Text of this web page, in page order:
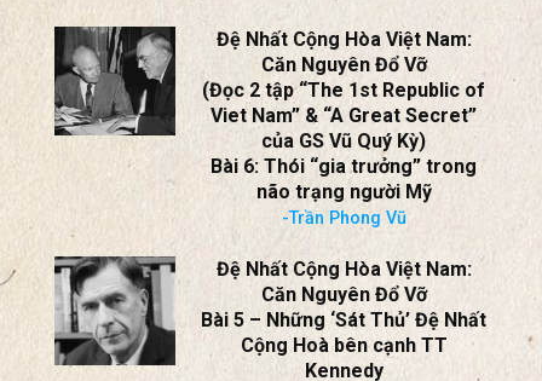
Đệ Nhất Cộng Hòa Việt Nam:
Căn Nguyên Đổ Vỡ
(Đọc 2 tập “The 1st Republic of
Viet Nam” & “A Great Secret”
của GS Vũ Quý Kỳ)
Bài 6: Thói “gia trưởng” trong
não trạng người Mỹ
-Trần Phong Vũ
Đệ Nhất Cộng Hòa Việt Nam:
Căn Nguyên Đổ Vỡ
Bài 5 – Những ‘Sát Thủ’ Đệ Nhất
Cộng Hoà bên cạnh TT
Kennedy